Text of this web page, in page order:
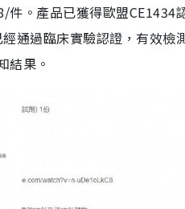
。產品已獲得歐盟CE1434
通過臨床實驗認證，有效檢
結果。